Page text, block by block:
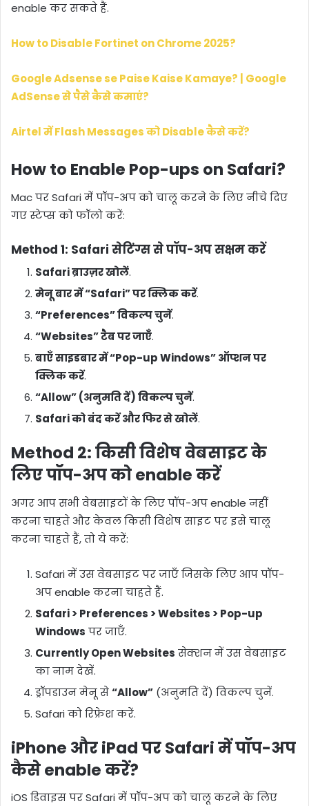
enable कर सकते हैं.
How to Disable Fortinet on Chrome 2025?
Google Adsense se Paise Kaise Kamaye? | Google
AdSense से पैसे कैसे कमाएं?
Airtel में Flash Messages को Disable कैसे करें?
How to Enable Pop-ups on Safari?
Mac पर Safari में पॉप-अप को चालू करने के लिए नीचे दिए
गए स्टेप्स को फॉलो करें:
Method 1: Safari सेटिंग्स से पॉप-अप सक्षम करें
Safari ब्राउज़र खोलें.
मेनू बार में “Safari” पर क्लिक करें.
“Preferences” विकल्प चुनें.
“Websites” टैब पर जाएँ.
बाएँ साइडबार में “Pop-up Windows” ऑप्शन पर
क्लिक करें.
“Allow” (अनुमति दें) विकल्प चुनें.
Safari को बंद करें और फिर से खोलें.
Method 2: किसी विशेष वेबसाइट के
लिए पॉप-अप को enable करें
अगर आप सभी वेबसाइटों के लिए पॉप-अप enable नहीं
करना चाहते और केवल किसी विशेष साइट पर इसे चालू
करना चाहते हैं, तो ये करें:
Safari में उस वेबसाइट पर जाएँ जिसके लिए आप पॉप-
अप enable करना चाहते हैं.
Safari > Preferences > Websites > Pop-up
Windows पर जाएँ.
Currently Open Websites सेक्शन में उस वेबसाइट
का नाम देखें.
ड्रॉपडाउन मेनू से“Allow” (अनुमति दें) विकल्प चुनें.
Safari को रिफ्रेश करें.
iPhone और iPad पर Safari में पॉप-अप
कैसे enable करें?
iOS डिवाइस पर Safari में पॉप-अप को चालू करने के लिए